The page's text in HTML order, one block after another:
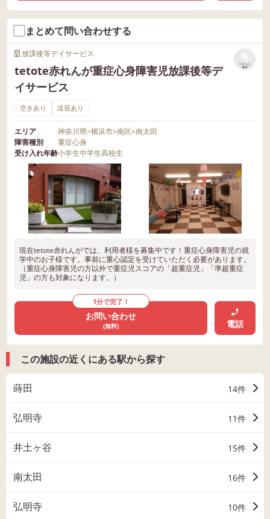
まとめて問い合わせする
放課後等デイサービス
tetote赤れんが重症心身障害児放課後等デ
イサービス
リストに
保存
空きあり 送迎あり
エリア 神奈川県>横浜市>南区>南太田
障害種別
重症心身
受け入れ年齢小学生中学生高校生
現在tetote赤れんがでは、利用者様を募集中です！重症心身障害児の就
学中のお子様です。事前に重心認定を受けていただく必要があります。
（重症心身障害児の方以外で重症児スコアの「超重症児」「準超重症
児」の方も対象になります。）
1分で完了！
お問い合わせ
(無料) 電話
この施設の近くにある駅から探す
蒔田 14件
弘明寺 11件
井土ヶ谷 15件
南太田 16件
弘明寺 10件